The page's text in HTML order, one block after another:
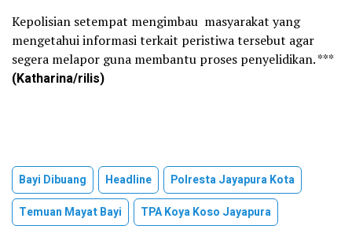
Kepolisian setempat mengimbau masyarakat yang
mengetahui informasi terkait peristiwa tersebut agar
segera melapor guna membantu proses penyelidikan. ***
(Katharina/rilis)
Bayi Dibuang Headline
Polresta Jayapura Kota
Temuan Mayat Bayi
TPA Koya Koso Jayapura